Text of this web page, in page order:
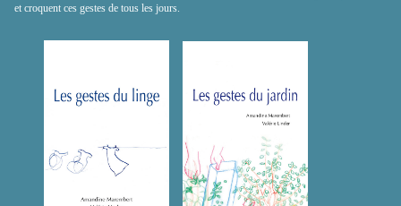
et croquent ces gestes de tous les jours.